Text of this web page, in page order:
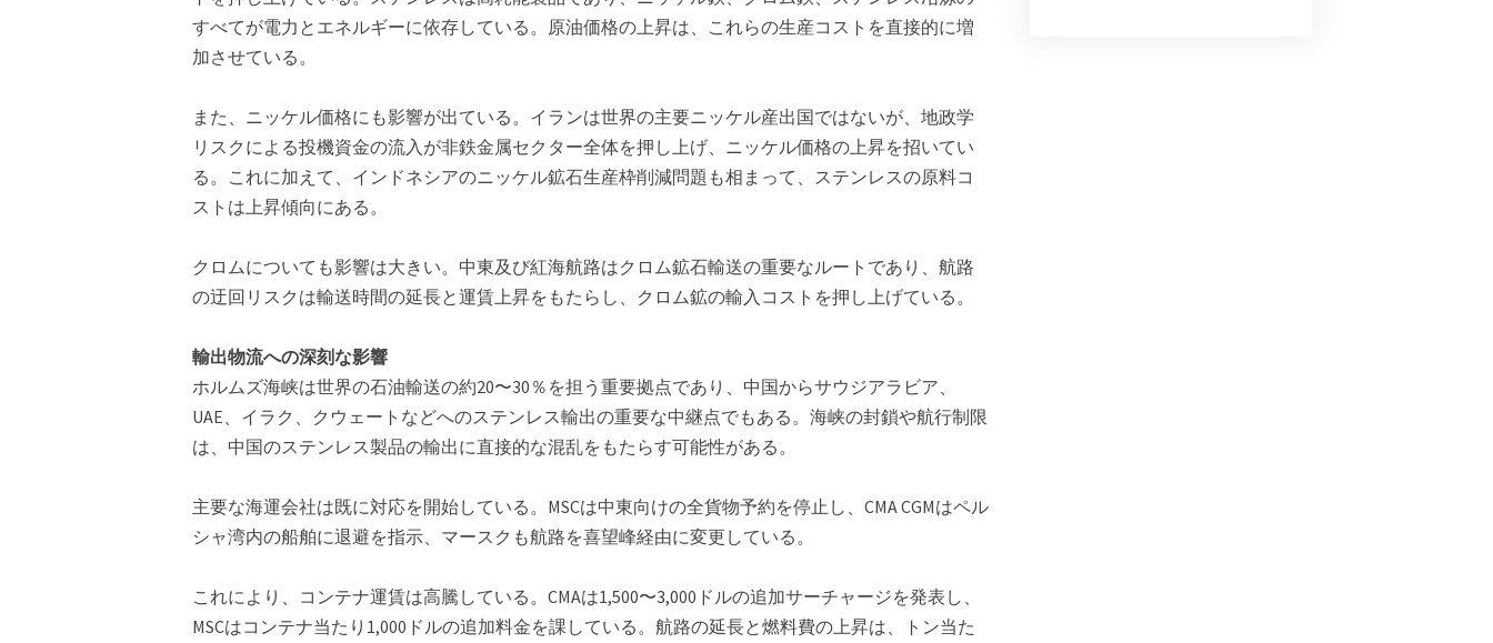
すべてが電力とエネルギーに依存している。原油価格の上昇は、これらの生産コストを直接的に増
加させている。
また、ニッケル価格にも影響が出ている。イランは世界の主要ニッケル産出国ではないが、地政学
リスクによる投機資金の流入が非鉄金属セクター全体を押し上げ、ニッケル価格の上昇を招いてい
る。これに加えて、インドネシアのニッケル鉱石生産枠削減問題も相まって、ステンレスの原料コ
ストは上昇傾向にある。
クロムについても影響は大きい。中東及び紅海航路はクロム鉱石輸送の重要なルートであり、航路
の迂回リスクは輸送時間の延長と運賃上昇をもたらし、クロム鉱の輸入コストを押し上げている。
輸出物流への深刻な影響
ホルムズ海峡は世界の石油輸送の約20〜30％を担う重要拠点であり、中国からサウジアラビア、
UAE、イラク、クウェートなどへのステンレス輸出の重要な中継点でもある。海峡の封鎖や航行制限
は、中国のステンレス製品の輸出に直接的な混乱をもたらす可能性がある。
主要な海運会社は既に対応を開始している。MSCは中東向けの全貨物予約を停止し、CMA CGMはペル
シャ湾内の船舶に退避を指示、マースクも航路を喜望峰経由に変更している。
これにより、コンテナ運賃は高騰している。CMAは1,500〜3,000ドルの追加サーチャージを発表し、
MSCはコンテナ当たり1,000ドルの追加料金を課している。航路の延長と燃料費の上昇は、トン当た